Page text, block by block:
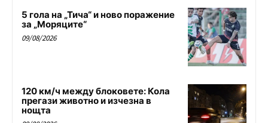
5 гола на „Тича“ и ново поражение
за „Моряците“
09/08/2026
120 км/ч между блоковете: Кола
прегази животно и изчезна в
нощта